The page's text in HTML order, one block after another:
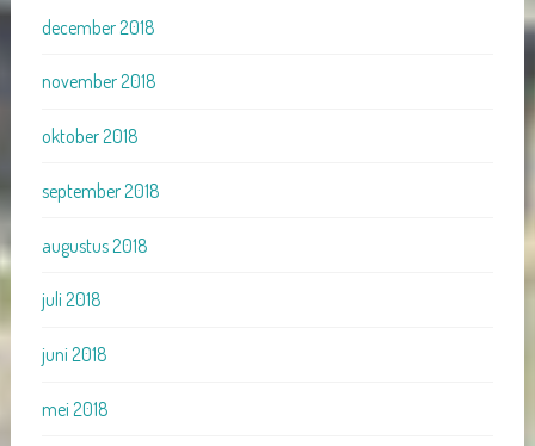
december 2018
november 2018
oktober 2018
september 2018
augustus 2018
juli 2018
juni 2018
mei 2018